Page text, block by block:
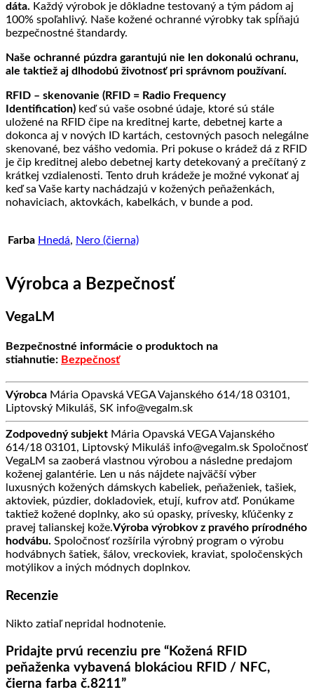
dáta. Každý výrobok je dôkladne testovaný a tým pádom aj
100% spoľahlivý. Naše kožené ochranné výrobky tak spĺňajú
bezpečnostné štandardy.
Naše ochranné púzdra garantujú nie len dokonalú ochranu,
ale taktiež aj dlhodobú životnosť pri správnom používaní.
RFID – skenovanie (RFID = Radio Frequency
Identification) keď sú vaše osobné údaje, ktoré sú stále
uložené na RFID čipe na kreditnej karte, debetnej karte a
dokonca aj v nových ID kartách, cestovných pasoch nelegálne
skenované, bez vášho vedomia. Pri pokuse o krádež dá z RFID
je čip kreditnej alebo debetnej karty detekovaný a prečítaný z
krátkej vzdialenosti. Tento druh krádeže je možné vykonať aj
keď sa Vaše karty nachádzajú v kožených peňaženkách,
nohaviciach, aktovkách, kabelkách, v bunde a pod.
Farba Hnedá, Nero (čierna)
Výrobca a Bezpečnosť
VegaLM
Bezpečnostné informácie o produktoch na
stiahnutie: Bezpečnosť
Výrobca Mária Opavská VEGA Vajanského 614/18 03101,
Liptovský Mikuláš, SK info@vegalm.sk
Zodpovedný subjekt Mária Opavská VEGA Vajanského
614/18 03101, Liptovský Mikuláš info@vegalm.sk Spoločnosť
VegaLM sa zaoberá vlastnou výrobou a následne predajom
koženej galantérie. Len u nás nájdete najväčší výber
luxusných kožených dámskych kabeliek, peňaženiek, tašiek,
aktoviek, púzdier, dokladoviek, etují, kufrov atď. Ponúkame
taktiež kožené doplnky, ako sú opasky, prívesky, kľúčenky z
pravej talianskej kože.Výroba výrobkov z pravého prírodného
hodvábu. Spoločnosť rozšírila výrobný program o výrobu
hodvábnych šatiek, šálov, vreckoviek, kraviat, spoločenských
motýlikov a iných módnych doplnkov.
Recenzie
Nikto zatiaľ nepridal hodnotenie.
Pridajte prvú recenziu pre “Kožená RFID
peňaženka vybavená blokáciou RFID / NFC,
čierna farba č.8211”